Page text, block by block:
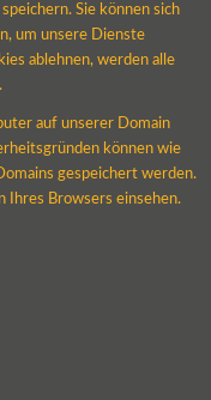
Sie können sich
um unsere Dienste
ablehnen, werden alle
auf unserer Domain
können wie
gespeichert werden.
Ihres Browsers einsehen.